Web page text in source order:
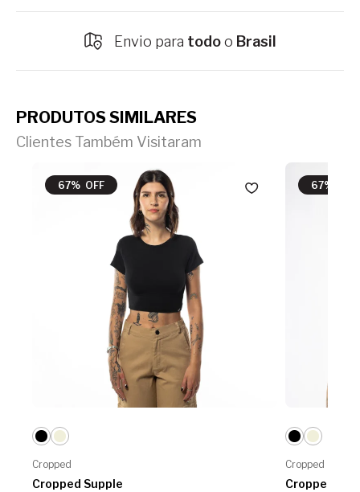
Envio para todoo Brasil
PRODUTOS SIMILARES
Clientes Também Visitaram
67% OFF
Cropped
Cropped Supple
67% OFF
Cropped
Cropped